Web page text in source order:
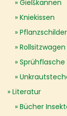
Gießkannen
Kniekissen
Pflanzschilder
Rollsitzwagen
Sprühflasche
Literatur
Bücher